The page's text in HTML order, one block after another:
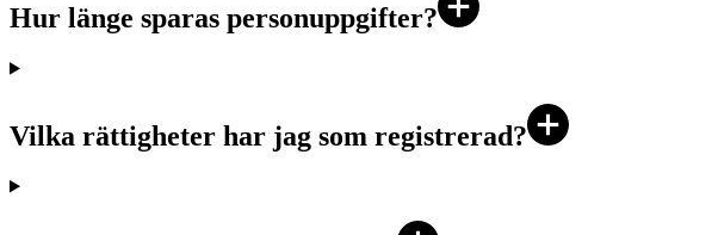
Hur länge sparas personuppgifter?
Vilka rättigheter har jag som registrerad?